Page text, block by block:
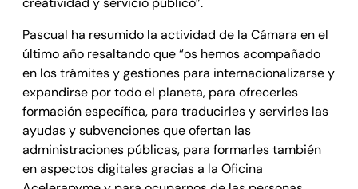
Pascual ha resumido la actividad de la Cámara en el
último año resaltando que “os hemos acompañado
en los trámites y gestiones para internacionalizarse y
expandirse por todo el planeta, para ofrecerles
formación específica, para traducirles y servirles las
ayudas y subvenciones que ofertan las
administraciones públicas, para formarles también
en aspectos digitales gracias a la Oficina